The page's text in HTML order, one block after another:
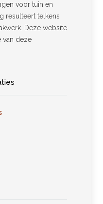
voor tuin en
resulteert telkens
Deze website
van deze